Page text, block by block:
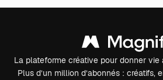
La plateforme créative pour donner vie
Plus d’un million d’abonnés : créatifs,